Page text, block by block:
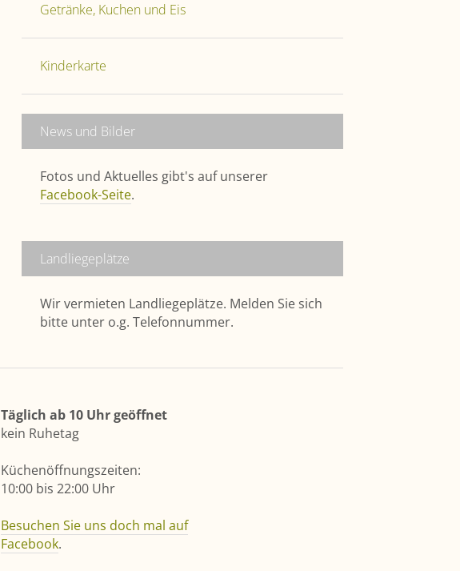
Getränke, Kuchen und Eis
Kinderkarte
News und Bilder
Fotos und Aktuelles gibt's auf unserer
Facebook-Seite.
Landliege­plätze
Wir vermieten Landliegeplätze. Melden Sie sich
bitte unter o.g. Telefonnummer.
Täglich ab 10 Uhr geöffnet
kein Ruhetag
Küchenöffnungszeiten:
10:00 bis 22:00 Uhr
Besuchen Sie uns doch mal auf
Facebook.